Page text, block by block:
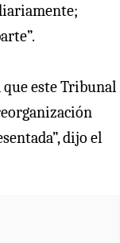
este Tribunal
dijo el